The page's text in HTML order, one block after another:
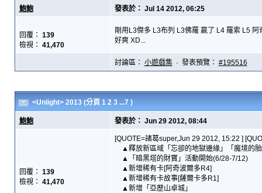
鮑鮑 發表於： Jul 14 2012, 06:25
回覆： 139
檢視： 41,470
剛用L3傑多 L3布列 L3佛羅 嬴了 L4 羅索 L5 阿
好爽 XD...
討論區： 小遊戲集· 發表預覽： #195516
<Unlight> 2013 (分頁 1 2 3 ...7 )
鮑鮑 發表於： Jun 29 2012, 08:44
回覆： 139
檢視： 41,470
[QUOTE=諸葛super,Jun 29 2012, 15:22 ]
▲釋放新區域「忘卻的地獄邊緣」「魔境的
▲「暗黑塔的財寶」活動開始(6/28-7/12)
▲新增稀有卡[阿奇波爾多R4]
▲新增稀有卡故事[薩爾卡多R1]
▲新增「亞歷山卓城」